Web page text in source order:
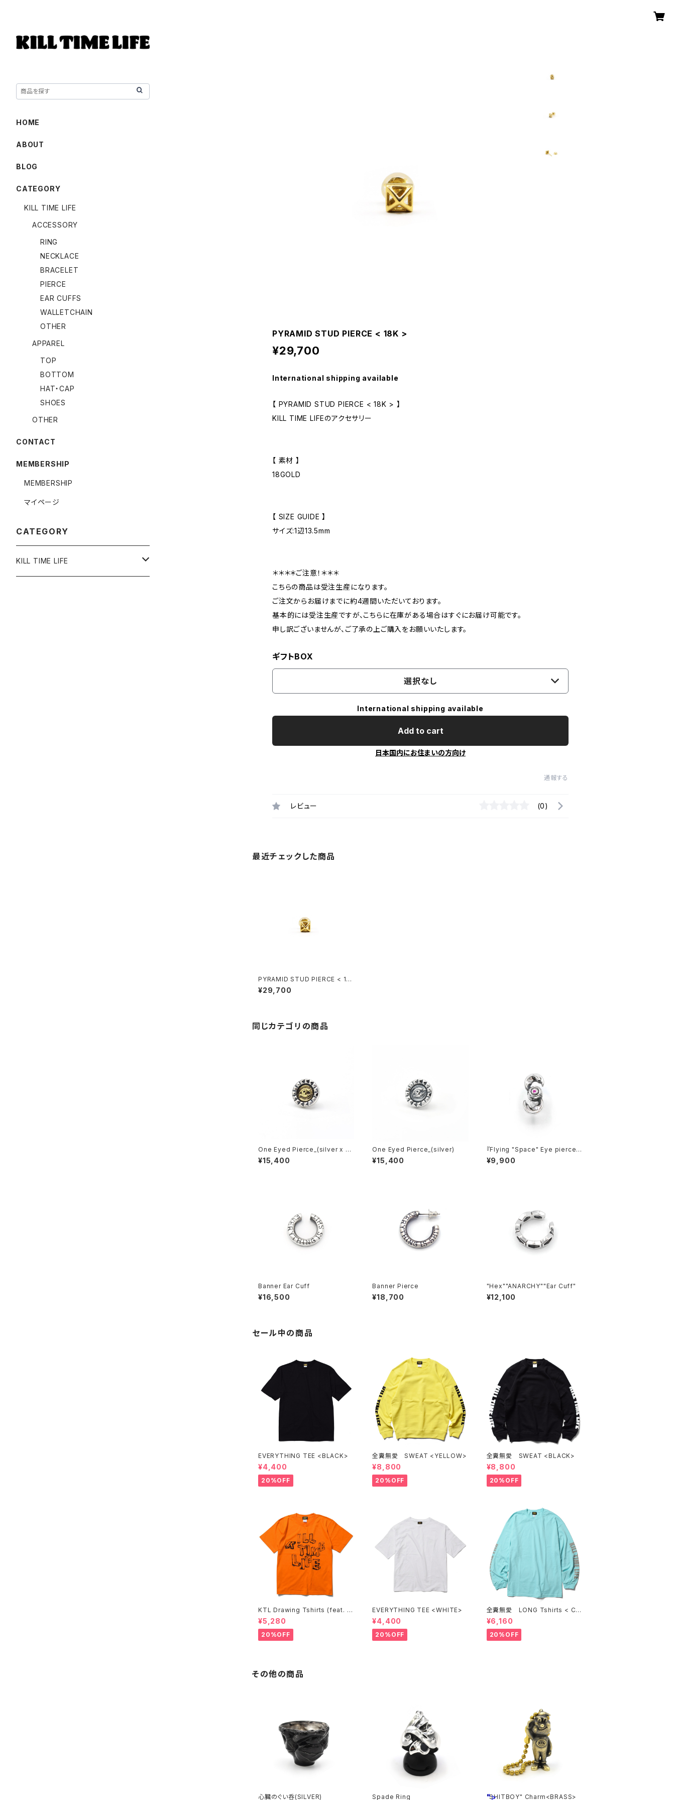
PYRAMID STUD PIERCE < 18K >
¥29,700
International shipping available
【 PYRAMID STUD PIERCE < 18K > 】
KILL TIME LIFEのアクセサリー
【 素材 】
18GOLD
【 SIZE GUIDE 】
サイズ:1辺13.5mm
＊＊＊＊ご注意！＊＊＊
こちらの商品は受注生産になります。
ご注文からお届けまでに約4週間いただいております。
基本的には受注生産ですが、こちらに在庫がある場合はすぐにお届け可能です。
申し訳ございませんが、ご了承の上ご購入をお願いいたします。
ギフトBOX
選択なし
International shipping available
Add to cart
日本国内にお住まいの方向け
通報する
レビュー (0)
最近チェックした商品
PYRAMID STUD PIERCE < 18
K >
¥29,700
同じカテゴリの商品
One Eyed Pierce_(silver x br
ass)
¥15,400
One Eyed Pierce_(silver)
¥15,400
『Flying "Space" Eye pierce 』
COLLABORATION “JETT SEIY
A” 2nd collection
¥9,900
Banner Ear Cuff
¥16,500
Banner Pierce
¥18,700
"Hex""ANARCHY""Ear Cuff"
¥12,100
セール中の商品
EVERYTHING TEE <BLACK>
¥4,400
20%OFF
全糞無愛 SWEAT <YELLOW>
¥8,800
20%OFF
全糞無愛 SWEAT <BLACK>
¥8,800
20%OFF
KTL Drawing Tshirts (feat. A
&A PRINTING) <ORANGE>
¥5,280
20%OFF
EVERYTHING TEE <WHITE>
¥4,400
20%OFF
全糞無愛 LONG Tshirts < CE
LADON >
¥6,160
20%OFF
その他の商品
心臓のぐい呑(SILVER) Spade Ring ">
"SHITBOY" Charm<BRASS>
HOME
ABOUT
BLOG
CATEGORY
KILL TIME LIFE
ACCESSORY
RING
NECKLACE
BRACELET
PIERCE
EAR CUFFS
WALLETCHAIN
OTHER
APPAREL
TOP
BOTTOM
HAT・CAP
SHOES
OTHER
CONTACT
MEMBERSHIP
MEMBERSHIP
マイページ
CATEGORY
KILL TIME LIFE